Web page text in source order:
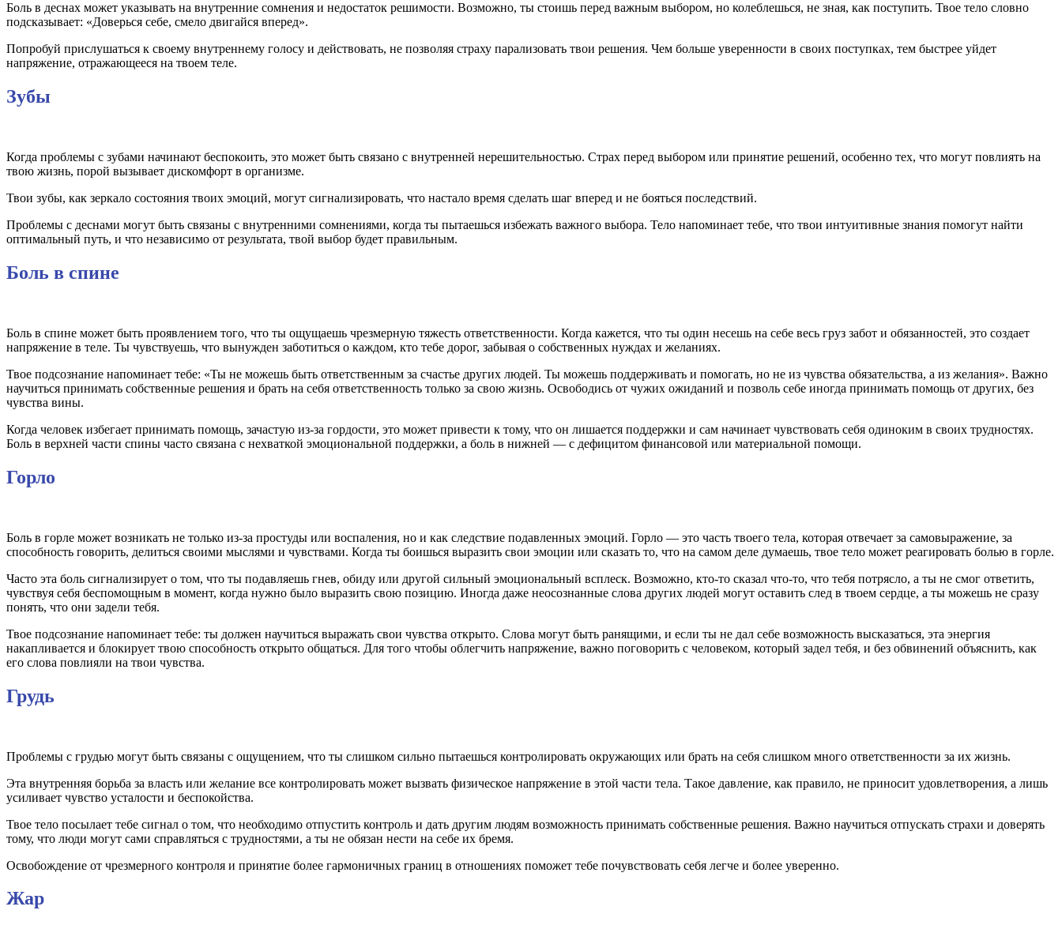
Боль в деснах может указывать на внутренние сомнения и недостаток решимости. Возможно, ты стоишь перед важным выбором, но колеблешься, не зная, как поступить. Твое тело словно
подсказывает: «Доверься себе, смело двигайся вперед».
Попробуй прислушаться к своему внутреннему голосу и действовать, не позволяя страху парализовать твои решения. Чем больше уверенности в своих поступках, тем быстрее уйдет
напряжение, отражающееся на твоем теле.
Зубы
Когда проблемы с зубами начинают беспокоить, это может быть связано с внутренней нерешительностью. Страх перед выбором или принятие решений, особенно тех, что могут повлиять на
твою жизнь, порой вызывает дискомфорт в организме.
Твои зубы, как зеркало состояния твоих эмоций, могут сигнализировать, что настало время сделать шаг вперед и не бояться последствий.
Проблемы с деснами могут быть связаны с внутренними сомнениями, когда ты пытаешься избежать важного выбора. Тело напоминает тебе, что твои интуитивные знания помогут найти
оптимальный путь, и что независимо от результата, твой выбор будет правильным.
Боль в спине
Боль в спине может быть проявлением того, что ты ощущаешь чрезмерную тяжесть ответственности. Когда кажется, что ты один несешь на себе весь груз забот и обязанностей, это создает
напряжение в теле. Ты чувствуешь, что вынужден заботиться о каждом, кто тебе дорог, забывая о собственных нуждах и желаниях.
Твое подсознание напоминает тебе: «Ты не можешь быть ответственным за счастье других людей. Ты можешь поддерживать и помогать, но не из чувства обязательства, а из желания». Важно
научиться принимать собственные решения и брать на себя ответственность только за свою жизнь. Освободись от чужих ожиданий и позволь себе иногда принимать помощь от других, без
чувства вины.
Когда человек избегает принимать помощь, зачастую из-за гордости, это может привести к тому, что он лишается поддержки и сам начинает чувствовать себя одиноким в своих трудностях.
Боль в верхней части спины часто связана с нехваткой эмоциональной поддержки, а боль в нижней — с дефицитом финансовой или материальной помощи.
Горло
Боль в горле может возникать не только из-за простуды или воспаления, но и как следствие подавленных эмоций. Горло — это часть твоего тела, которая отвечает за самовыражение, за
способность говорить, делиться своими мыслями и чувствами. Когда ты боишься выразить свои эмоции или сказать то, что на самом деле думаешь, твое тело может реагировать болью в горле.
Часто эта боль сигнализирует о том, что ты подавляешь гнев, обиду или другой сильный эмоциональный всплеск. Возможно, кто-то сказал что-то, что тебя потрясло, а ты не смог ответить,
чувствуя себя беспомощным в момент, когда нужно было выразить свою позицию. Иногда даже неосознанные слова других людей могут оставить след в твоем сердце, а ты можешь не сразу
понять, что они задели тебя.
Твое подсознание напоминает тебе: ты должен научиться выражать свои чувства открыто. Слова могут быть ранящими, и если ты не дал себе возможность высказаться, эта энергия
накапливается и блокирует твою способность открыто общаться. Для того чтобы облегчить напряжение, важно поговорить с человеком, который задел тебя, и без обвинений объяснить, как
его слова повлияли на твои чувства.
Грудь
Проблемы с грудью могут быть связаны с ощущением, что ты слишком сильно пытаешься контролировать окружающих или брать на себя слишком много ответственности за их жизнь.
Эта внутренняя борьба за власть или желание все контролировать может вызвать физическое напряжение в этой части тела. Такое давление, как правило, не приносит удовлетворения, а лишь
усиливает чувство усталости и беспокойства.
Твое тело посылает тебе сигнал о том, что необходимо отпустить контроль и дать другим людям возможность принимать собственные решения. Важно научиться отпускать страхи и доверять
тому, что люди могут сами справляться с трудностями, а ты не обязан нести на себе их бремя.
Освобождение от чрезмерного контроля и принятие более гармоничных границ в отношениях поможет тебе почувствовать себя легче и более уверенно.
Жар